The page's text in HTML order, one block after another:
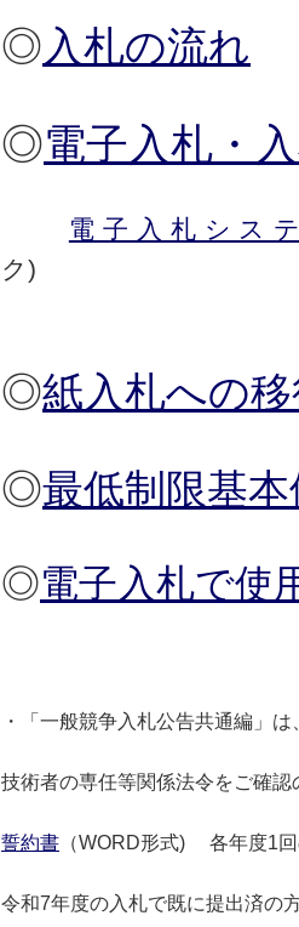
◎入札の流れ
◎電子入札・
電子入札シス
◎紙入札への
◎最低制限基
◎電子入札で使
・「一般競争入札公告共通編」は
技術者の専任等関係法令をご確認
誓約書 （WORD形式) 各年度1回
令和7年度の入札で既に提出済の